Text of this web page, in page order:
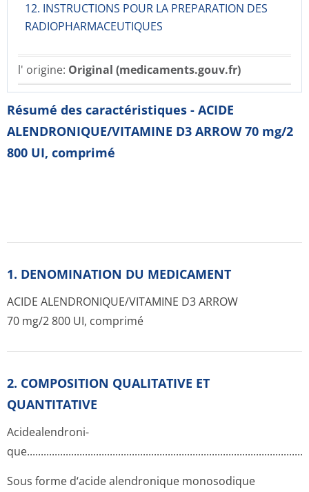
12. INSTRUCTIONS POUR LA PREPARATION DES
RADIOPHARMACE­UTIQUES
l' origine: Original (medicaments.gouv.fr)
Résumé des caractéristiques - ACIDE
ALENDRONIQUE/VITAMINE D3 ARROW 70 mg/2
800 UI, comprimé
1. DENOMINATION DU MEDICAMENT
ACIDE ALENDRONIQUE/VI­TAMINE D3 ARROW
70 mg/2 800 UI, comprimé
2. COMPOSITION QUALITATIVE ET
QUANTITATIVE
Acidealendroni­
Sous forme d‘acide alendronique monosodique